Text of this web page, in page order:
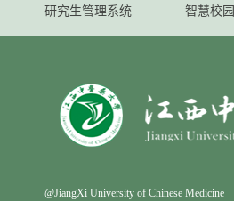
研究生管理系统 智慧校园
@JiangXi University of Chinese Medicine